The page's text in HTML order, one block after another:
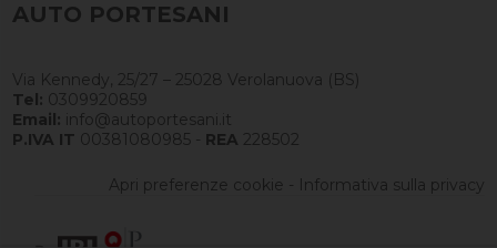
AUTO PORTESANI
Via Kennedy, 25/27 – 25028 Verolanuova (BS)
Tel: 0309920859
Email: info@autoportesani.it
P.IVA IT 00381080985 - REA 228502
Apri preferenze cookie - Informativa sulla privacy